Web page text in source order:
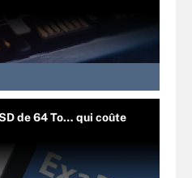
de 64 To… qui coûte